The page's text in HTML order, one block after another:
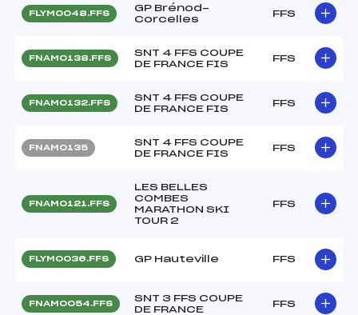
FLYM0048.FFS
GP Brénod-
Corcelles
FFS
FNAM0138.FFS
SNT 4 FFS COUPE
DE FRANCE FIS
FFS
FNAM0132.FFS
SNT 4 FFS COUPE
DE FRANCE FIS
FFS
FNAM0135
SNT 4 FFS COUPE
DE FRANCE FIS
FFS
FNAM0121.FFS
LES BELLES
COMBES
MARATHON SKI
TOUR 2
FFS
FLYM0036.FFS GP Hauteville FFS
FNAM0054.FFS
SNT 3 FFS COUPE
DE FRANCE
FFS